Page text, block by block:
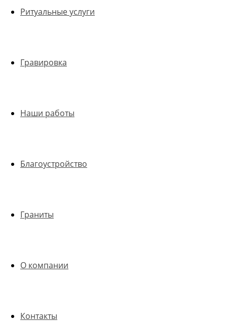
Ритуальные услуги
Гравировка
Наши работы
Благоустройство
Граниты
О компании
Контакты